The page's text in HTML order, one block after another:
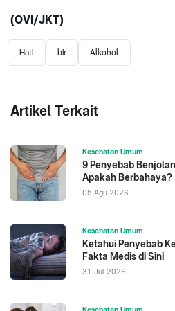
(OVI/JKT)
Hati bir Alkohol
Artikel Terkait
Kesehatan Umum
9 Penyebab
Apakah Berbahaya?
05 Agu 2026
Kesehatan Umum
Ketahui Penyebab
Fakta Medis di Sini
31 Jul 2026